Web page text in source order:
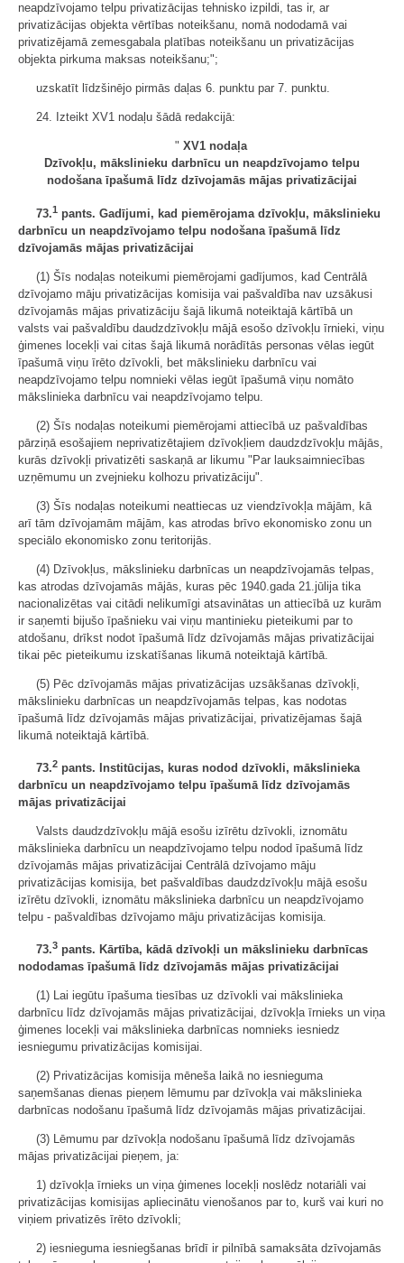
neapdzīvojamo telpu privatizācijas tehnisko izpildi, tas ir, ar
privatizācijas objekta vērtības noteikšanu, nomā nododamā vai
privatizējamā zemesgabala platības noteikšanu un privatizācijas
objekta pirkuma maksas noteikšanu;";
uzskatīt līdzšinējo pirmās daļas 6. punktu par 7. punktu.
24. Izteikt XV1 nodaļu šādā redakcijā:
" XV1 nodaļa
Dzīvokļu, mākslinieku darbnīcu un neapdzīvojamo telpu
nodošana īpašumā līdz dzīvojamās mājas privatizācijai
73.1 pants. Gadījumi, kad piemērojama dzīvokļu, mākslinieku
darbnīcu un neapdzīvojamo telpu nodošana īpašumā līdz
dzīvojamās mājas privatizācijai
(1) Šīs nodaļas noteikumi piemērojami gadījumos, kad Centrālā
dzīvojamo māju privatizācijas komisija vai pašvaldība nav uzsākusi
dzīvojamās mājas privatizāciju šajā likumā noteiktajā kārtībā un
valsts vai pašvaldību daudzdzīvokļu mājā esošo dzīvokļu īrnieki, viņu
ģimenes locekļi vai citas šajā likumā norādītās personas vēlas iegūt
īpašumā viņu īrēto dzīvokli, bet mākslinieku darbnīcu vai
neapdzīvojamo telpu nomnieki vēlas iegūt īpašumā viņu nomāto
mākslinieka darbnīcu vai neapdzīvojamo telpu.
(2) Šīs nodaļas noteikumi piemērojami attiecībā uz pašvaldības
pārziņā esošajiem neprivatizētajiem dzīvokļiem daudzdzīvokļu mājās,
kurās dzīvokļi privatizēti saskaņā ar likumu "Par lauksaimniecības
uzņēmumu un zvejnieku kolhozu privatizāciju".
(3) Šīs nodaļas noteikumi neattiecas uz viendzīvokļa mājām, kā
arī tām dzīvojamām mājām, kas atrodas brīvo ekonomisko zonu un
speciālo ekonomisko zonu teritorijās.
(4) Dzīvokļus, mākslinieku darbnīcas un neapdzīvojamās telpas,
kas atrodas dzīvojamās mājās, kuras pēc 1940.gada 21.jūlija tika
nacionalizētas vai citādi nelikumīgi atsavinātas un attiecībā uz kurām
ir saņemti bijušo īpašnieku vai viņu mantinieku pieteikumi par to
atdošanu, drīkst nodot īpašumā līdz dzīvojamās mājas privatizācijai
tikai pēc pieteikumu izskatīšanas likumā noteiktajā kārtībā.
(5) Pēc dzīvojamās mājas privatizācijas uzsākšanas dzīvokļi,
mākslinieku darbnīcas un neapdzīvojamās telpas, kas nodotas
īpašumā līdz dzīvojamās mājas privatizācijai, privatizējamas šajā
likumā noteiktajā kārtībā.
73.2 pants. Institūcijas, kuras nodod dzīvokli, mākslinieka
darbnīcu un neapdzīvojamo telpu īpašumā līdz dzīvojamās
mājas privatizācijai
Valsts daudzdzīvokļu mājā esošu izīrētu dzīvokli, iznomātu
mākslinieka darbnīcu un neapdzīvojamo telpu nodod īpašumā līdz
dzīvojamās mājas privatizācijai Centrālā dzīvojamo māju
privatizācijas komisija, bet pašvaldības daudzdzīvokļu mājā esošu
izīrētu dzīvokli, iznomātu mākslinieka darbnīcu un neapdzīvojamo
telpu - pašvaldības dzīvojamo māju privatizācijas komisija.
73.3 pants. Kārtība, kādā dzīvokļi un mākslinieku darbnīcas
nododamas īpašumā līdz dzīvojamās mājas privatizācijai
(1) Lai iegūtu īpašuma tiesības uz dzīvokli vai mākslinieka
darbnīcu līdz dzīvojamās mājas privatizācijai, dzīvokļa īrnieks un viņa
ģimenes locekļi vai mākslinieka darbnīcas nomnieks iesniedz
iesniegumu privatizācijas komisijai.
(2) Privatizācijas komisija mēneša laikā no iesnieguma
saņemšanas dienas pieņem lēmumu par dzīvokļa vai mākslinieka
darbnīcas nodošanu īpašumā līdz dzīvojamās mājas privatizācijai.
(3) Lēmumu par dzīvokļa nodošanu īpašumā līdz dzīvojamās
mājas privatizācijai pieņem, ja:
1) dzīvokļa īrnieks un viņa ģimenes locekļi noslēdz notariāli vai
privatizācijas komisijas apliecinātu vienošanos par to, kurš vai kuri no
viņiem privatizēs īrēto dzīvokli;
2) iesnieguma iesniegšanas brīdī ir pilnībā samaksāta dzīvojamās